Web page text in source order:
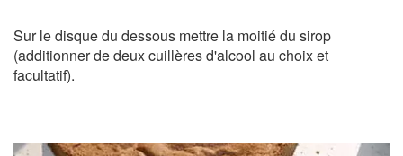
Sur le disque du dessous mettre la moitié du sirop
(additionner de deux cuillères d'alcool au choix et
facultatif).